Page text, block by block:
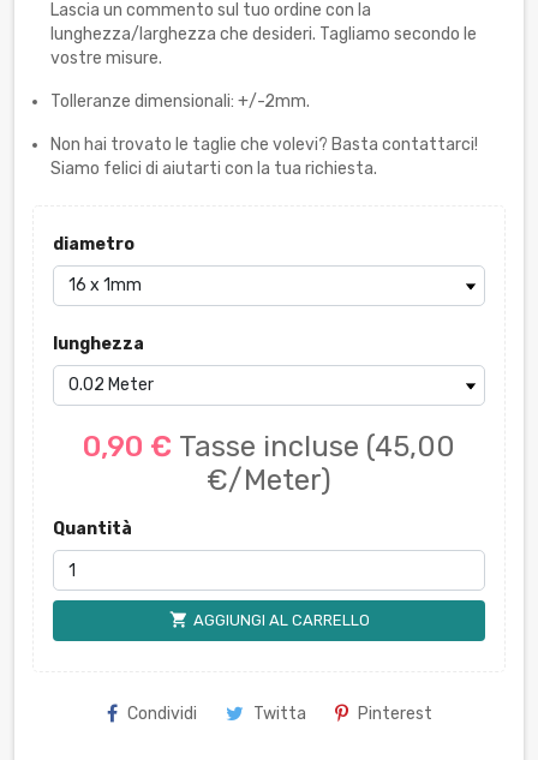
Lascia un commento sul tuo ordine con la
lunghezza/larghezza che desideri. Tagliamo secondo le
vostre misure.
Tolleranze dimensionali: +/-2mm.
Non hai trovato le taglie che volevi? Basta contattarci!
Siamo felici di aiutarti con la tua richiesta.
diametro
lunghezza
0,90 € Tasse incluse (45,00
€/Meter)
Quantità
shopping_cart AGGIUNGI AL CARRELLO
Condividi Twitta Pinterest